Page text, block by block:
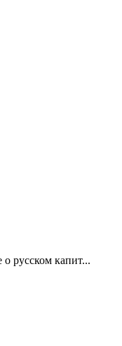
о русском капит...